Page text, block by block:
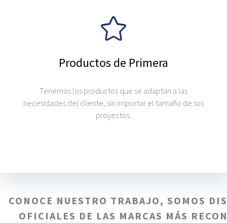
Productos de Primera
Tenemos los productos que se adaptan a las
necesidades del cliente, sin importar el tamaño de sus
proyectos.
CONOCE NUESTRO TRABAJO, SOMOS
OFICIALES DE LAS MARCAS MÁS